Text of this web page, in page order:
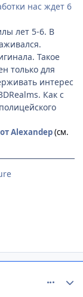
нас ждет 6
лет 5-6. В
Такое
только для
интерес
Как с
Alexandep(см.